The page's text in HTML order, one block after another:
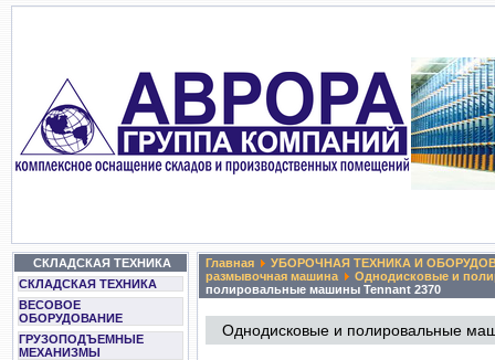
СКЛАДСКАЯ ТЕХНИКА
СКЛАДСКАЯ ТЕХНИКА
ВЕСОВОЕ
ОБОРУДОВАНИЕ
ГРУЗОПОДЪЕМНЫЕ
МЕХАНИЗМЫ
Главная
УБОРОЧНАЯ ТЕХНИКА И
размывочная машина
Однодисковые и
полировальные машины Tennant 2370
Однодисковые и полировальные